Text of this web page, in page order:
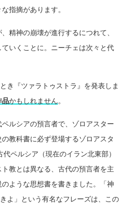
指摘があります。
精神の崩壊が進行するにつれて、
いくことに。ニーチェは次々と代
き『ツァラトゥストラ』を発表しま
品かもしれません。
ペルシアの預言者で、ゾロアスター
教科書に必ず登場するゾロアスタ
ペルシア（現在のイラン北東部）
教とは異なる、古代の預言者を主
ような思想書を書きました。「神
よ」という有名なフレーズは、この